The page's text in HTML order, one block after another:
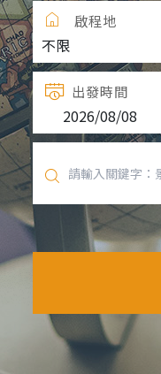
啟程地
出發時間